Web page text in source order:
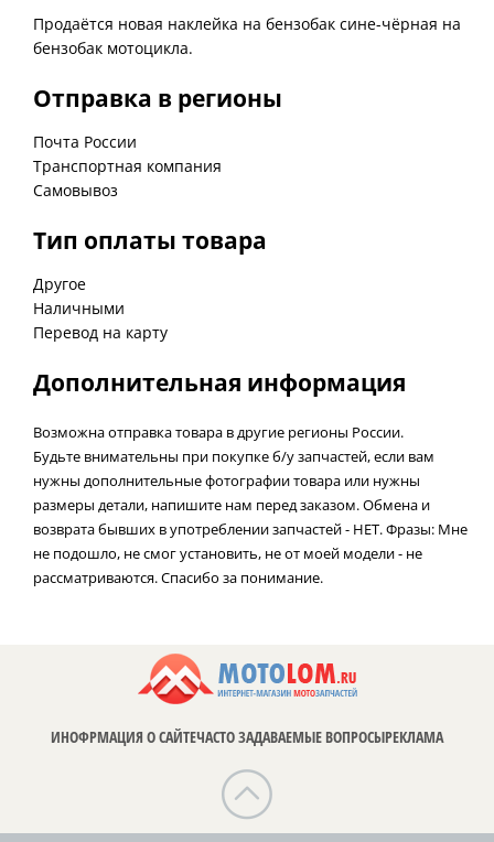
Продаётся новая наклейка на бензобак сине-чёрная на
бензобак мотоцикла.
Отправка в регионы
Почта России
Транспортная компания
Самовывоз
Тип оплаты товара
Другое
Наличными
Перевод на карту
Дополнительная информация
Возможна отправка товара в другие регионы России.
Будьте внимательны при покупке б/у запчастей, если вам
нужны дополнительные фотографии товара или нужны
размеры детали, напишите нам перед заказом. Обмена и
возврата бывших в употреблении запчастей - НЕТ. Фразы: Мне
не подошло, не смог установить, не от моей модели - не
рассматриваются. Спасибо за понимание.
ИНОФРМАЦИЯ О САЙТЕЧАСТО ЗАДАВАЕМЫЕ ВОПРОСЫРЕКЛАМА